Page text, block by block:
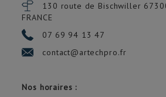
130 route de Bischwiller
FRANCE
07 69 94 13 47
contact@artechpro.fr
Nos horaires :